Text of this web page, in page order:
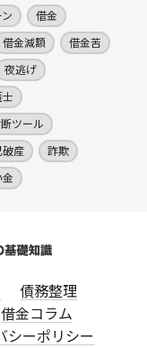
借金
借金減額
借金苦
夜逃げ
士
ツール
破産
詐欺
金
債務整理
借金コラム
シーポリシー